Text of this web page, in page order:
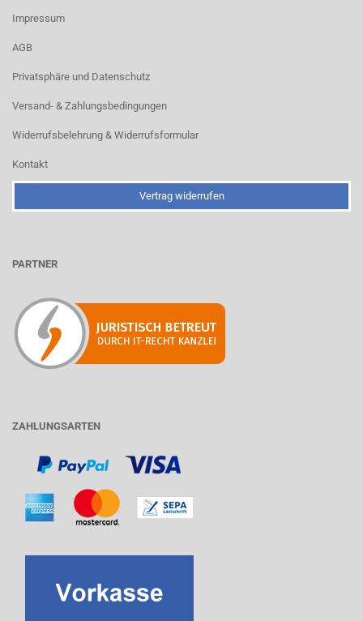
Impressum
AGB
Privatsphäre und Datenschutz
Versand- & Zahlungsbedingungen
Widerrufsbelehrung & Widerrufsformular
Kontakt
Vertrag widerrufen
PARTNER
ZAHLUNGSARTEN